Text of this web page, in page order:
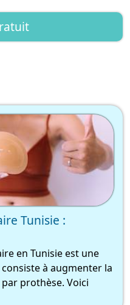
Tunisie :
en Tunisie est une
à augmenter la
prothèse. Voici